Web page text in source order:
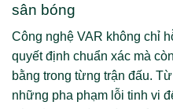
sân bóng
Công nghệ VAR không chỉ
quyết định chuẩn xác mà
bằng trong từng trận đấu.
những pha phạm lỗi tinh vi